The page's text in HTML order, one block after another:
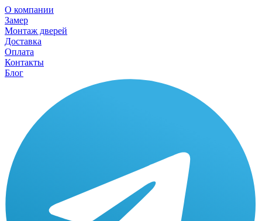
О компании
Замер
Монтаж дверей
Доставка
Оплата
Контакты
Блог